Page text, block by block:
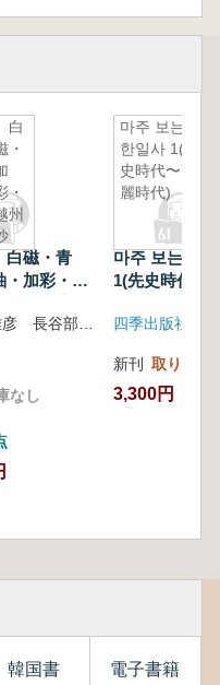
白
・
・
州
磁・青
・加彩・三
定窯
なし
마주 보는
한일사 1(先
史時代〜高
麗時代)
마주 보는 한
1(先史時代〜
四季出版社
新刊 取り寄せ
3,300円
韓国書 電子書籍